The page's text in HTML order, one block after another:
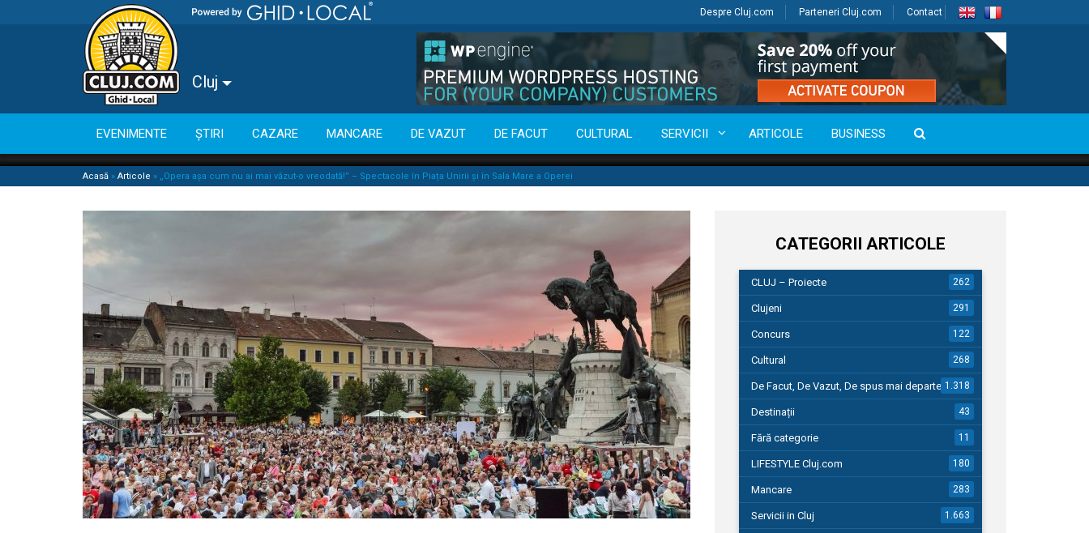
Despre Cluj.com Parteneri Cluj.com Contact
Cluj
EVENIMENTE ȘTIRI CAZARE MANCARE DE VAZUT DE FACUT CULTURAL SERVICII ARTICOLE BUSINESS
Acasă » Articole » „Opera așa cum nu ai mai văzut-o vreodată!” – Spectacole în Piața Unirii și în Sala Mare a Operei
CATEGORII ARTICOLE
CLUJ – Proiecte 262
Clujeni 291
Concurs 122
Cultural 268
De Facut, De Vazut, De spus mai departe…1.318
Destinații 43
Fără categorie 11
LIFESTYLE Cluj.com 180
Mancare 283
Servicii in Cluj 1.663